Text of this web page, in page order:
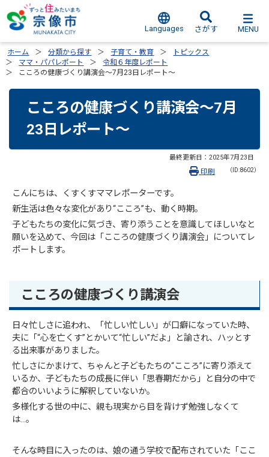
Languages さがす MENU
ホーム 分類から探す 子育て・教育
トピックス
ママ・パパレポート
令和６年度レポート
こころの健康づくり講演会～7月23日レポート～
こころの健康づくり講演会～7月
23日レポート～
最終更新日： 2025年7月23日
（ID:8602）
印刷
こんにちは、くすくすママレポーターです。
新生活は色々な変化があり“こころ”も、動く時期。
子どもたちの変化に気づき、寄り添うことを意識してほしいなと
願いを込めて、今回は「こころの健康づくり講演会」についてレ
ポートします。
こころの健康づくり講演会
日々忙しさに追われ、「忙しい忙しい」が口癖になっていた時、
夫に「“心を亡くす”とかいて“忙しい”だよ」と諭され、ハッとす
る出来事がありました。
忙しさにかまけて、ちゃんと子どもたちの“こころ”に寄り添えて
いるか、子どもたちの成長に伴い「思春期だから」と自分の中で
都合のいいように解釈していないか。
多様化する世の中に、親も現実から目を背けず勉強しなくて
は…。
そんな時目に入ったのは、娘の通う学校で配布されていた「ここ